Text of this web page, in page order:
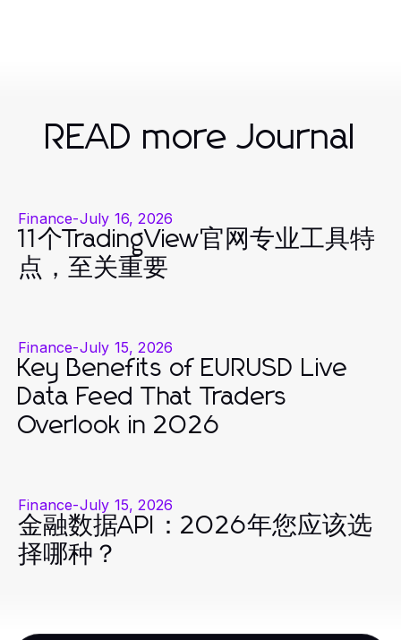
READ more Journal
Finance-July 16, 2026
11个TradingView官网专业工具特
点，至关重要
Finance-July 15, 2026
Key Benefits of EURUSD Live
Data Feed That Traders
Overlook in 2026
Finance-July 15, 2026
金融数据API：2026年您应该选
择哪种？